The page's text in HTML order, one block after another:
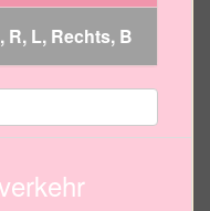
R, L, Rechts, B